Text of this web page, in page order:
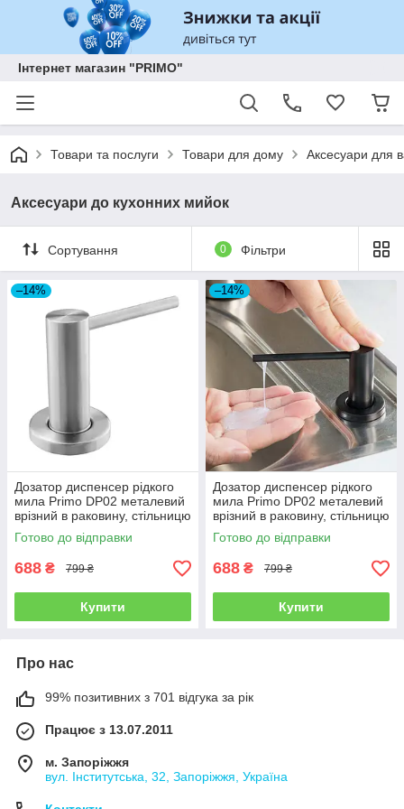
Інтернет магазин "PRIMO"
Товари та послуги Товари для дому Аксесуари для
Аксесуари до кухонних мийок
Сортування 0 Фільтри
–14%
Дозатор диспенсер рідкого
мила Primo DP02 металевий
врізний в раковину, стільницю
- Silver
Готово до відправки
688 ₴ 799 ₴
Купити
–14%
Дозатор диспенсер рідкого
мила Primo DP02 металевий
врізний в раковину, стільницю
- Black
Готово до відправки
688 ₴ 799 ₴
Купити
Про нас
99% позитивних з 701 відгука за рік
Працює з 13.07.2011
м. Запоріжжя
вул. Інститутська, 32, Запоріжжя, Україна